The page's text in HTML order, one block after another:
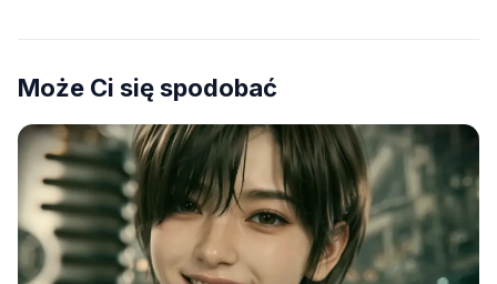
Może Ci się spodobać